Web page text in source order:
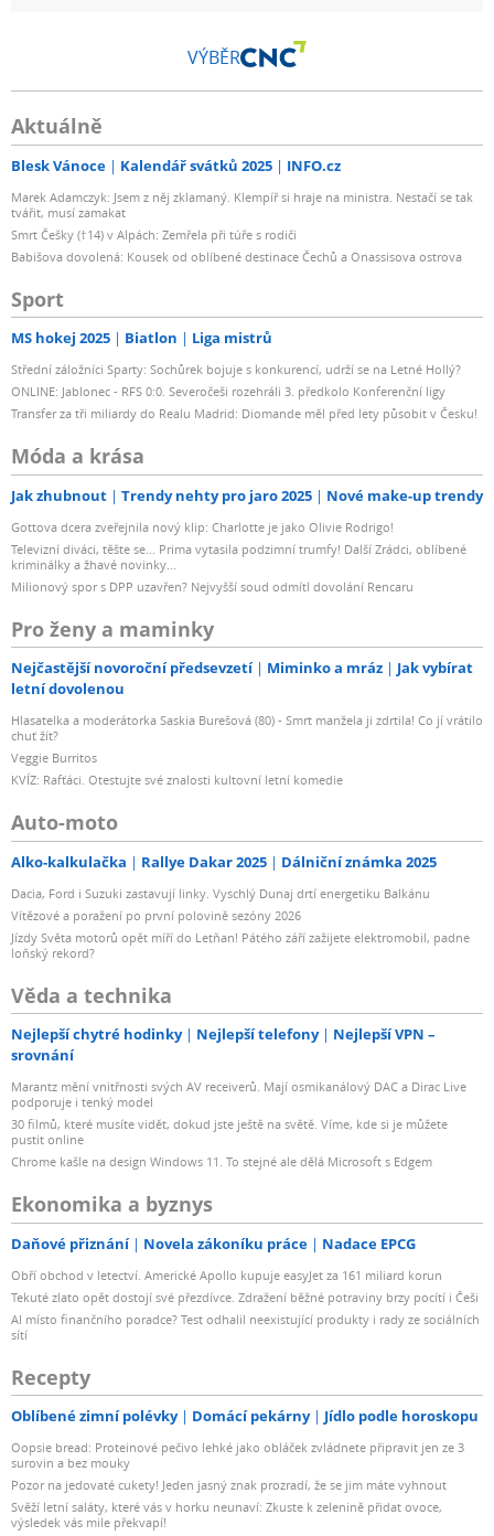
VÝBĚR
Aktuálně
Blesk Vánoce Kalendář svátků 2025 INFO.cz
Marek Adamczyk: Jsem z něj zklamaný. Klempíř si hraje na ministra. Nestačí se tak
tvářit, musí zamakat
Smrt Češky (†14) v Alpách: Zemřela při túře s rodiči
Babišova dovolená: Kousek od oblíbené destinace Čechů a Onassisova ostrova
Sport
MS hokej 2025 Biatlon Liga mistrů
Střední záložníci Sparty: Sochůrek bojuje s konkurencí, udrží se na Letné Hollý?
ONLINE: Jablonec - RFS 0:0. Severočeši rozehráli 3. předkolo Konferenční ligy
Transfer za tři miliardy do Realu Madrid: Diomande měl před lety působit v Česku!
Móda a krása
Jak zhubnout Trendy nehty pro jaro 2025 Nové make-up trendy
Gottova dcera zveřejnila nový klip: Charlotte je jako Olivie Rodrigo!
Televizní diváci, těšte se... Prima vytasila podzimní trumfy! Další Zrádci, oblíbené
kriminálky a žhavé novinky...
Milionový spor s DPP uzavřen? Nejvyšší soud odmítl dovolání Rencaru
Pro ženy a maminky
Nejčastější novoroční předsevzetí Miminko a mráz
Jak vybírat
letní dovolenou
Hlasatelka a moderátorka Saskia Burešová (80) - Smrt manžela ji zdrtila! Co jí vrátilo
chuť žít?
Veggie Burritos
KVÍZ: Rafťáci. Otestujte své znalosti kultovní letní komedie
Auto-moto
Alko-kalkulačka Rallye Dakar 2025 Dálniční známka 2025
Dacia, Ford i Suzuki zastavují linky. Vyschlý Dunaj drtí energetiku Balkánu
Vítězové a poražení po první polovině sezóny 2026
Jízdy Světa motorů opět míří do Letňan! Pátého září zažijete elektromobil, padne
loňský rekord?
Věda a technika
Nejlepší chytré hodinky Nejlepší telefony
Nejlepší VPN –
srovnání
Marantz mění vnitřnosti svých AV receiverů. Mají osmikanálový DAC a Dirac Live
podporuje i tenký model
30 filmů, které musíte vidět, dokud jste ještě na světě. Víme, kde si je můžete
pustit online
Chrome kašle na design Windows 11. To stejné ale dělá Microsoft s Edgem
Ekonomika a byznys
Daňové přiznání Novela zákoníku práce Nadace EPCG
Obří obchod v letectví. Americké Apollo kupuje easyJet za 161 miliard korun
Tekuté zlato opět dostojí své přezdívce. Zdražení běžné potraviny brzy pocítí i Češi
AI místo finančního poradce? Test odhalil neexistující produkty i rady ze sociálních
sítí
Recepty
Oblíbené zimní polévky Domácí pekárny Jídlo podle horoskopu
Oopsie bread: Proteinové pečivo lehké jako obláček zvládnete připravit jen ze 3
surovin a bez mouky
Pozor na jedovaté cukety! Jeden jasný znak prozradí, že se jim máte vyhnout
Svěží letní saláty, které vás v horku neunaví: Zkuste k zelenině přidat ovoce,
výsledek vás mile překvapí!